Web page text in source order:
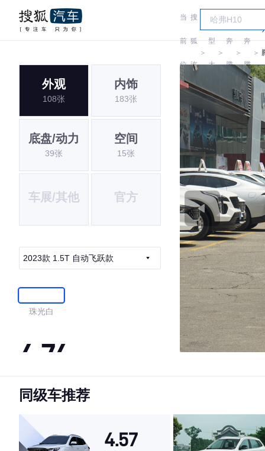
当
前
位
置:
搜
狐
汽
车
＞
车
型
大
＞
奔
腾
＞
奔
腾
＞
外观
108张
内饰
183张
底盘/动力
39张
空间
15张
车展/其他 官方
2023款 1.5T 自动飞跃款
珠光白
4.74
·外观表现较为优秀，优于74%同级车
·空间表现较为优秀，优于52%同级车
同级车推荐
4.57